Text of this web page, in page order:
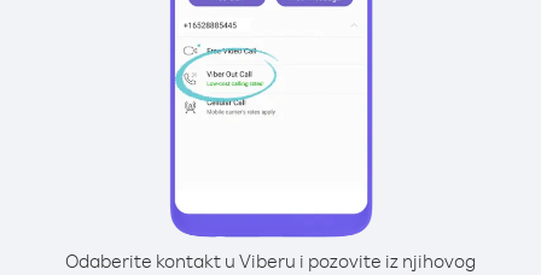
Odaberite kontakt u Viberu i pozovite iz njihovog